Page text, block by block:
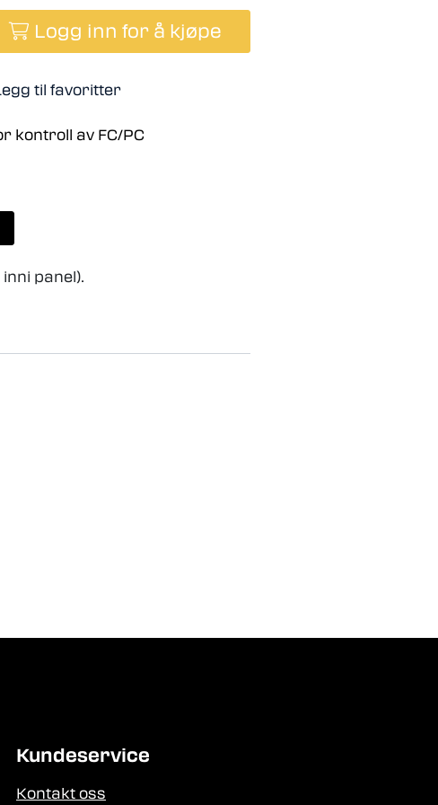
Logg inn for å kjøpe
til favoritter
kontroll av FC/PC
panel).
Kundeservice
Kontakt oss